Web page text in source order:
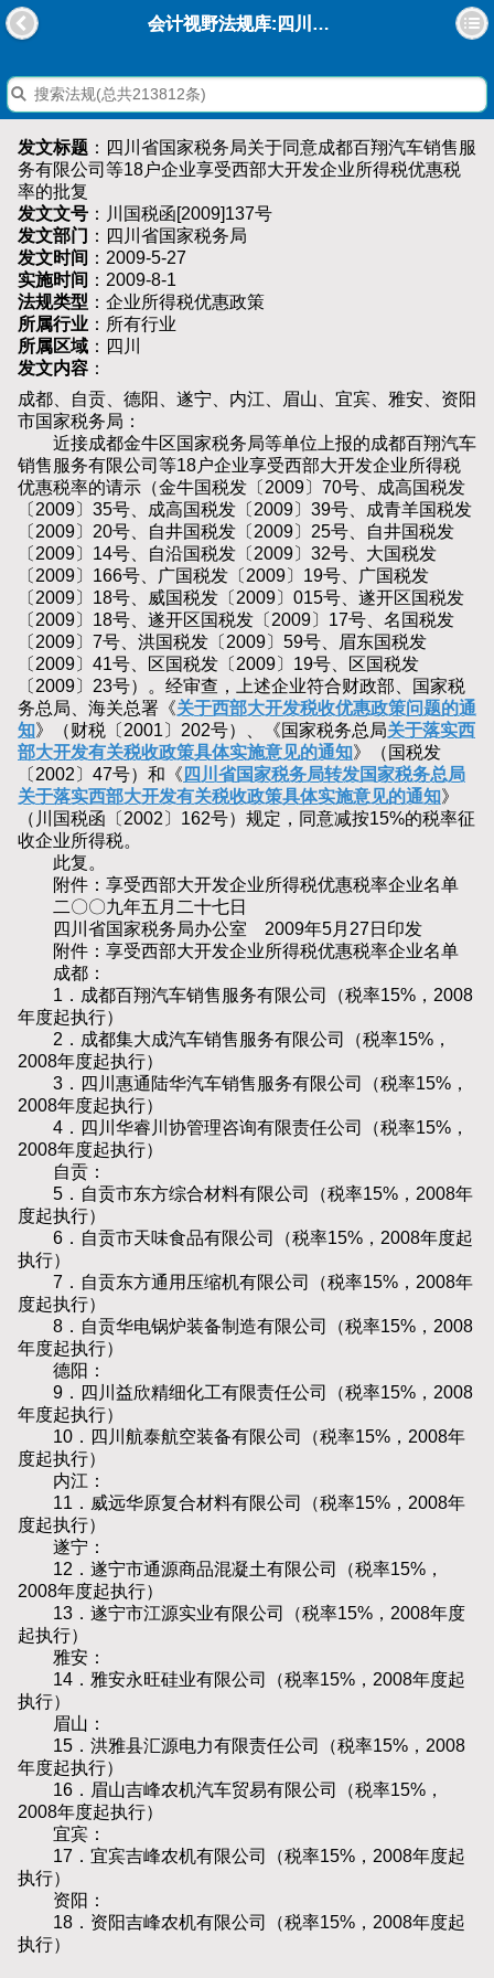
会计视野法规库:四川省国家税务局关于同意成都百翔汽车销售服务有限公司等18户企业享受西部大开发企业所得税优惠税率的批复
发文标题 ：四川省国家税务局关于同意成都百翔汽车销售服
务有限公司等18户企业享受西部大开发企业所得税优惠税
率的批复
发文文号 ：川国税函[2009]137号
发文部门 ：四川省国家税务局
发文时间 ：2009-5-27
实施时间 ：2009-8-1
法规类型 ：企业所得税优惠政策
所属行业 ：所有行业
所属区域 ：四川
发文内容 ：
成都、自贡、德阳、遂宁、内江、眉山、宜宾、雅安、资阳
市国家税务局：
近接成都金牛区国家税务局等单位上报的成都百翔汽车
销售服务有限公司等18户企业享受西部大开发企业所得税
优惠税率的请示（金牛国税发〔2009〕70号、成高国税发
〔2009〕35号、成高国税发〔2009〕39号、成青羊国税发
〔2009〕20号、自井国税发〔2009〕25号、自井国税发
〔2009〕14号、自沿国税发〔2009〕32号、大国税发
〔2009〕166号、广国税发〔2009〕19号、广国税发
〔2009〕18号、威国税发〔2009〕015号、遂开区国税发
〔2009〕18号、遂开区国税发〔2009〕17号、名国税发
〔2009〕7号、洪国税发〔2009〕59号、眉东国税发
〔2009〕41号、区国税发〔2009〕19号、区国税发
〔2009〕23号）。经审查，上述企业符合财政部、国家税
务总局、海关总署《关于西部大开发税收优惠政策问题的通
知》（财税〔2001〕202号）、《国家税务总局关于落实西
部大开发有关税收政策具体实施意见的通知》（国税发
〔2002〕47号）和《 四川省国家税务局转发国家税务总局
关于落实西部大开发有关税收政策具体实施意见的通知》
（川国税函〔2002〕162号）规定，同意减按15%的税率征
收企业所得税。
此复。
附件：享受西部大开发企业所得税优惠税率企业名单
二〇〇九年五月二十七日
四川省国家税务局办公室 2009年5月27日印发
附件：享受西部大开发企业所得税优惠税率企业名单
成都：
1．成都百翔汽车销售服务有限公司（税率15%，2008
年度起执行）
2．成都集大成汽车销售服务有限公司（税率15%，
2008年度起执行）
3．四川惠通陆华汽车销售服务有限公司（税率15%，
2008年度起执行）
4．四川华睿川协管理咨询有限责任公司（税率15%，
2008年度起执行）
自贡：
5．自贡市东方综合材料有限公司（税率15%，2008年
度起执行）
6．自贡市天味食品有限公司（税率15%，2008年度起
执行）
7．自贡东方通用压缩机有限公司（税率15%，2008年
度起执行）
8．自贡华电锅炉装备制造有限公司（税率15%，2008
年度起执行）
德阳：
9．四川益欣精细化工有限责任公司（税率15%，2008
年度起执行）
10．四川航泰航空装备有限公司（税率15%，2008年
度起执行）
内江：
11．威远华原复合材料有限公司（税率15%，2008年
度起执行）
遂宁：
12．遂宁市通源商品混凝土有限公司（税率15%，
2008年度起执行）
13．遂宁市江源实业有限公司（税率15%，2008年度
起执行）
雅安：
14．雅安永旺硅业有限公司（税率15%，2008年度起
执行）
眉山：
15．洪雅县汇源电力有限责任公司（税率15%，2008
年度起执行）
16．眉山吉峰农机汽车贸易有限公司（税率15%，
2008年度起执行）
宜宾：
17．宜宾吉峰农机有限公司（税率15%，2008年度起
执行）
资阳：
18．资阳吉峰农机有限公司（税率15%，2008年度起
执行）